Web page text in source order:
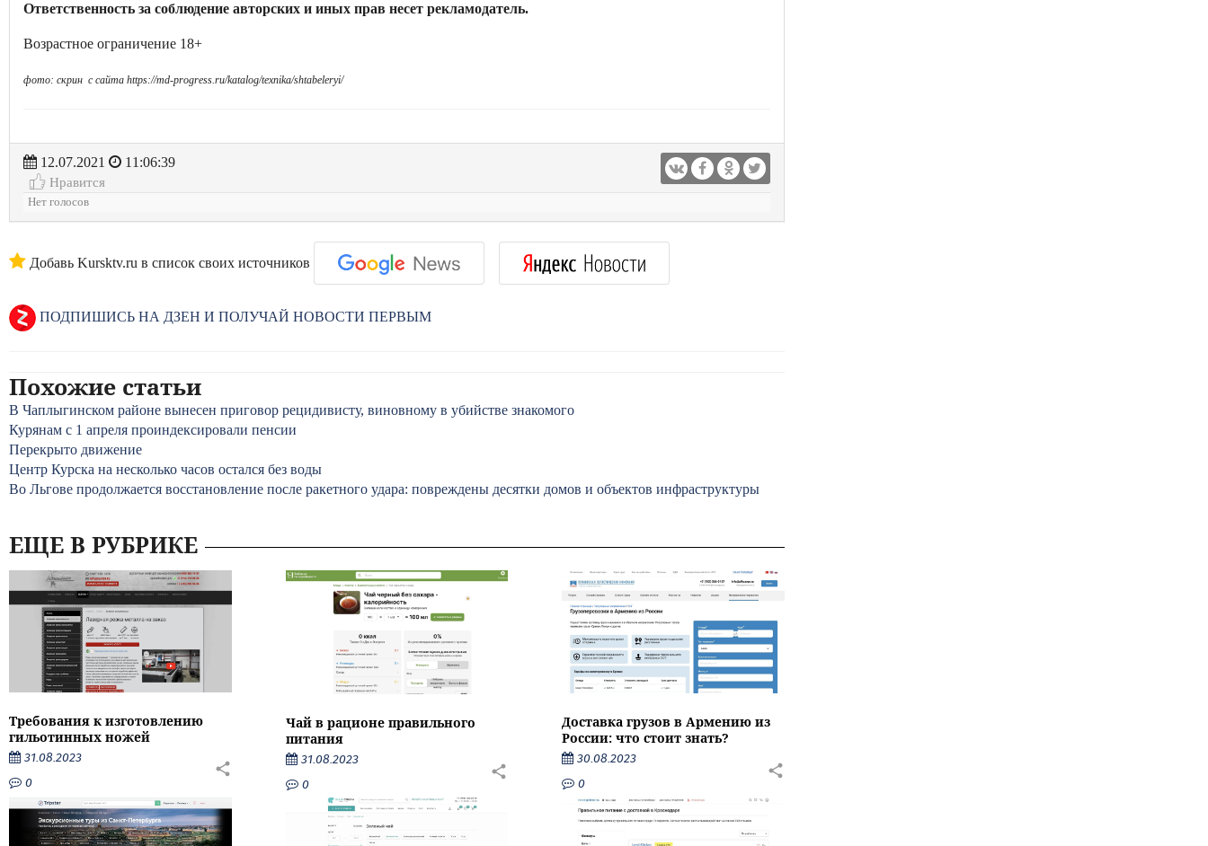
Ответственность за соблюдение авторских и иных прав несет рекламодатель.
Возрастное ограничение 18+
фото: скрин с сайта https://md-progress.ru/katalog/texnika/shtabeleryi/
12.07.2021
11:06:39
Нравится
Нет голосов
Добавь Kursktv.ru в список своих источников
ПОДПИШИСЬ НА ДЗЕН И ПОЛУЧАЙ НОВОСТИ ПЕРВЫМ
Похожие статьи
В Чаплыгинском районе вынесен приговор рецидивисту, виновному в убийстве знакомого
Курянам с 1 апреля проиндексировали пенсии
Перекрыто движение
Центр Курска на несколько часов остался без воды
Во Льгове продолжается восстановление после ракетного удара: повреждены десятки домов и объектов инфраструктуры
ЕЩЕ В РУБРИКЕ
Требования к изготовлению
гильотинных ножей
31.08.2023
0
Чай в рационе правильного
питания
31.08.2023
0
Доставка грузов в Армению из
России: что стоит знать?
30.08.2023
0